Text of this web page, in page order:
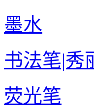
墨水
书法笔|秀
荧光笔